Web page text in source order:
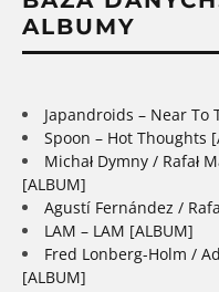
ALBUMY
Japandroids – Near To
Spoon – Hot Thoughts
Michał Dymny / Rafał
[ALBUM]
Agustí Fernández /
LAM – LAM [ALBUM]
Fred Lonberg-Holm /
[ALBUM]